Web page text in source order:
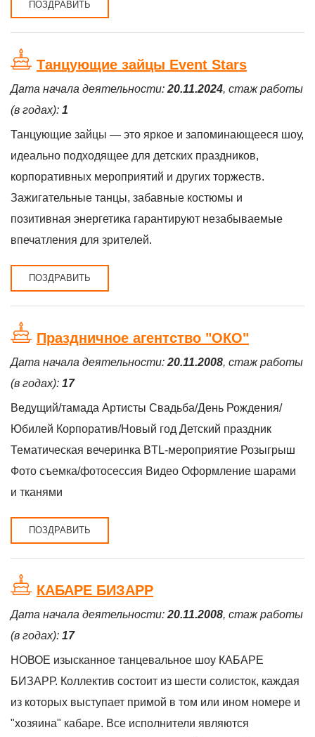
ПОЗДРАВИТЬ
Танцующие зайцы Event Stars
Дата начала деятельности: 20.11.2024, стаж работы
(в годах): 1
Танцующие зайцы — это яркое и запоминающееся шоу,
идеально подходящее для детских праздников,
корпоративных мероприятий и других торжеств.
Зажигательные танцы, забавные костюмы и
позитивная энергетика гарантируют незабываемые
впечатления для зрителей.
ПОЗДРАВИТЬ
Праздничное агентство "ОКО"
Дата начала деятельности: 20.11.2008, стаж работы
(в годах): 17
Ведущий/тамада Артисты Свадьба/День Рождения/
Юбилей Корпоратив/Новый год Детский праздник
Тематическая вечеринка BTL-мероприятие Розыгрыш
Фото съемка/фотосессия Видео Оформление шарами
и тканями
ПОЗДРАВИТЬ
КАБАРЕ БИЗАРР
Дата начала деятельности: 20.11.2008, стаж работы
(в годах): 17
НОВОЕ изысканное танцевальное шоу КАБАРЕ
БИЗАРР. Коллектив состоит из шести солисток, каждая
из которых выступает примой в том или ином номере и
"хозяина" кабаре. Все исполнители являются